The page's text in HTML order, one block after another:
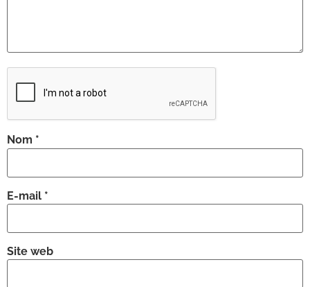
Nom *
E-mail *
Site web